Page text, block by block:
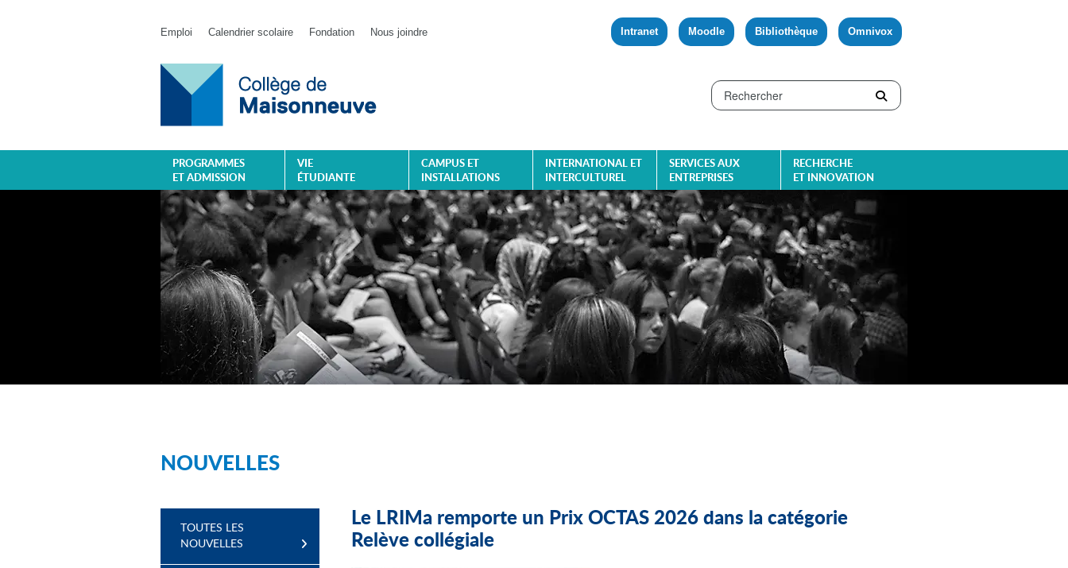
Emploi Calendrier scolaire Fondation Nous joindre Intranet Moodle Bibliothèque Omnivox
PROGRAMMES
ET ADMISSION
VIE
ÉTUDIANTE
CAMPUS ET
INSTALLATIONS
INTERNATIONAL ET
INTERCULTUREL
SERVICES AUX
ENTREPRISES
RECHERCHE
ET INNOVATION
NOUVELLES
TOUTES LES
NOUVELLES
Le LRIMa remporte un Prix OCTAS 2026 dans la catégorie
Relève collégiale